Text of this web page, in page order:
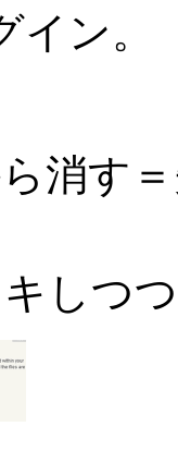
イン。
消す
しつ